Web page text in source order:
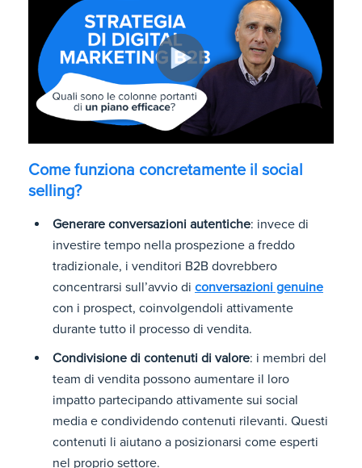
Come funziona concretamente il social
selling?
Generare conversazioni autentiche: invece di
investire tempo nella prospezione a freddo
tradizionale, i venditori B2B dovrebbero
concentrarsi sull’avvio di conversazioni genuine
con i prospect, coinvolgendoli attivamente
durante tutto il processo di vendita.
Condivisione di contenuti di valore: i membri del
team di vendita possono aumentare il loro
impatto partecipando attivamente sui social
media e condividendo contenuti rilevanti. Questi
contenuti li aiutano a posizionarsi come esperti
nel proprio settore.